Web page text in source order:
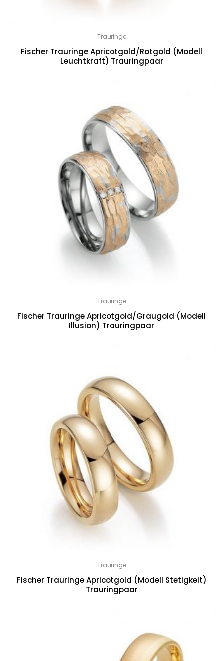
Trauringe
Fischer Trauringe Apricotgold/Rotgold (Modell
Leuchtkraft) Trauringpaar
Trauringe
Fischer Trauringe Apricotgold/Graugold (Modell
Illusion) Trauringpaar
Trauringe
Fischer Trauringe Apricotgold (Modell Stetigkeit)
Trauringpaar